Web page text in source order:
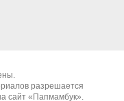
разрешается
сайт «Папмамбук».